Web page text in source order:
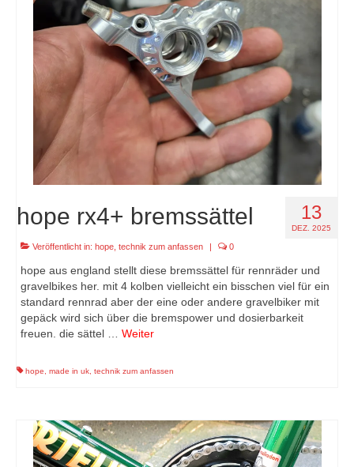
13
DEZ. 2025
hope rx4+ bremssättel
Veröffentlicht in: hope technik zum anfassen | 0
hope aus england stellt diese bremssättel für rennräder und
gravelbikes her. mit 4 kolben vielleicht ein bisschen viel für ein
standard rennrad aber der eine oder andere gravelbiker mit
gepäck wird sich über die bremspower und dosierbarkeit
freuen. die sättel … Weiter
hope made in uk technik zum anfassen